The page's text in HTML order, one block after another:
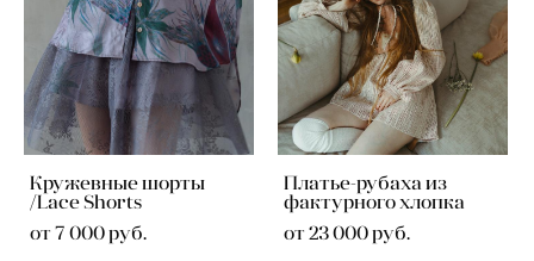
Кружевные шорты
/Lace Shorts
от 7 000 pуб.
Платье-рубаха из
фактурного хлопка
от 23 000 pуб.